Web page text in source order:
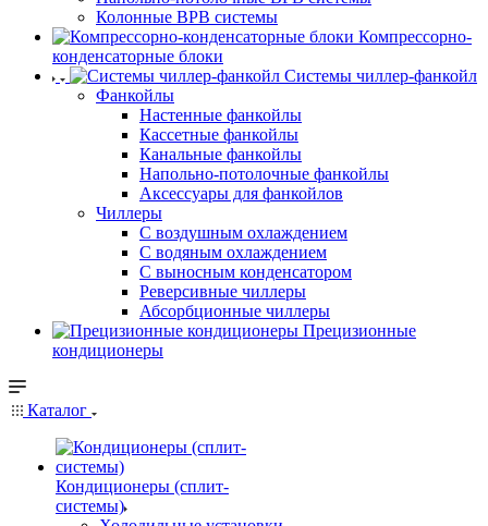
Колонные ВРВ системы
Компрессорно-
конденсаторные блоки
Системы чиллер-фанкойл
Фанкойлы
Настенные фанкойлы
Кассетные фанкойлы
Канальные фанкойлы
Напольно-потолочные фанкойлы
Аксессуары для фанкойлов
Чиллеры
С воздушным охлаждением
С водяным охлаждением
С выносным конденсатором
Реверсивные чиллеры
Абсорбционные чиллеры
Прецизионные
кондиционеры
Каталог
Кондиционеры (сплит-
системы)